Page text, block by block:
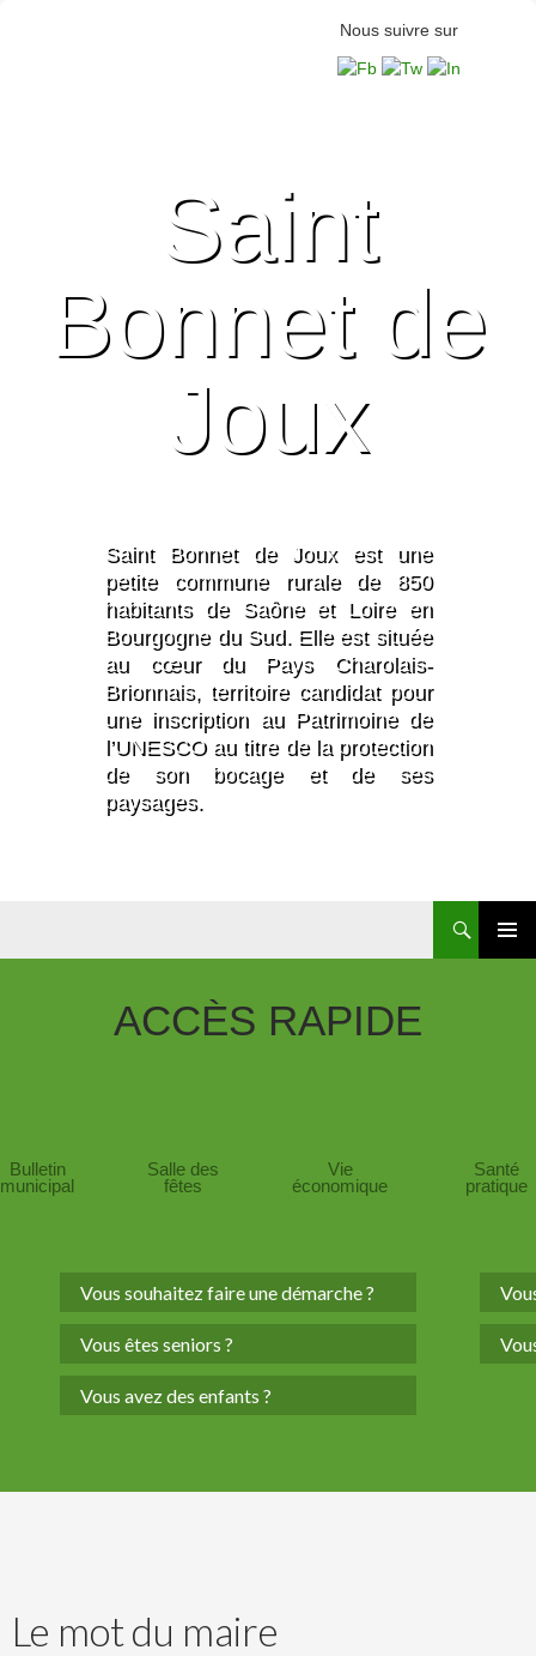
Nous suivre sur
Saint
Bonnet de
Joux
Saint Bonnet de Joux est une
petite commune rurale de 850
habitants de Saône et Loire en
Bourgogne du Sud. Elle est située
au cœur du Pays Charolais-
Brionnais, territoire candidat pour
une inscription au Patrimoine de
l’UNESCO au titre de la protection
de son bocage et de ses
paysages.
ACCÈS RAPIDE
Bulletin
municipal
Salle des
fêtes
Vie
économique
Santé
pratique
Vous souhaitez faire une démarche ?
Vous êtes seniors ?
Vous avez des enfants ?
Le mot du maire